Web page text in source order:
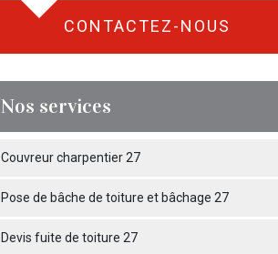
CONTACTEZ-NOUS
Nos services
Couvreur charpentier 27
Pose de bâche de toiture et bâchage 27
Devis fuite de toiture 27